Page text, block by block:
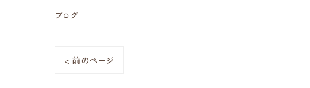
ブログ
< 前のページ